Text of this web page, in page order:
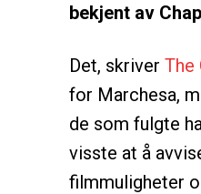
bekjent av
Det, skriver The
for Marchesa,
de som fulgte
visste at å
filmmuligheter